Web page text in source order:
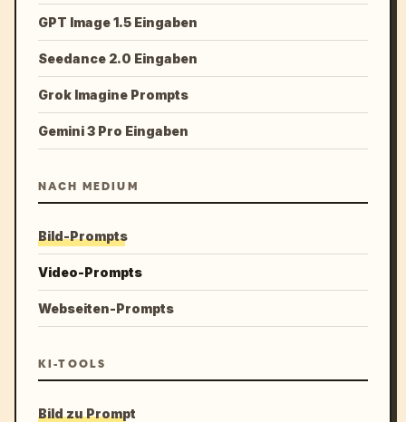
GPT Image 1.5 Eingaben
Seedance 2.0 Eingaben
Grok Imagine Prompts
Gemini 3 Pro Eingaben
NACH MEDIUM
Bild-Prompts
Video-Prompts
Webseiten-Prompts
KI-TOOLS
Bild zu Prompt